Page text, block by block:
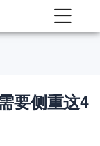
要侧重这4